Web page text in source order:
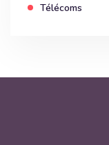
Télécoms